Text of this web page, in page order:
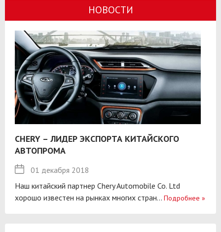
НОВОСТИ
CHERY – ЛИДЕР ЭКСПОРТА КИТАЙСКОГО
АВТОПРОМА
01 декабря 2018
Наш китайский партнер Chery Automobile Co. Ltd
хорошо известен на рынках многих стран... Подробнее »